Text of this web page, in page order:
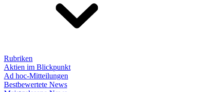
Rubriken
Aktien im Blickpunkt
Ad hoc-Mitteilungen
Bestbewertete News